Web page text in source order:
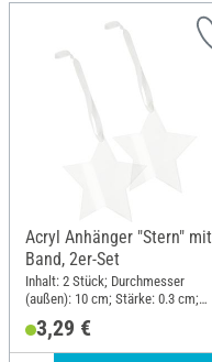
Acryl Anhänger "Stern" mit
Band, 2er-Set
Inhalt: 2 Stück; Durchmesser
(außen): 10 cm; Stärke: 0.3 cm;
3,29 €